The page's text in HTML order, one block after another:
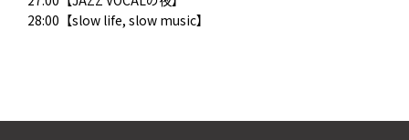
28:00【slow life, slow music】